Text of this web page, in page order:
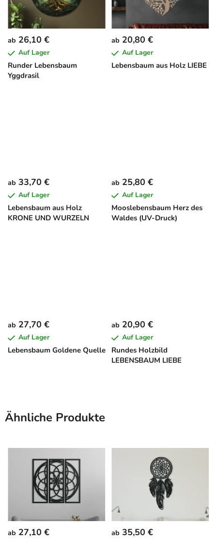
Runder Lebensbaum
Yggdrasil
ab 26,10 €
Auf Lager
Lebensbaum aus Holz LIEBE
ab 20,80 €
Auf Lager
Lebensbaum aus Holz
KRONE UND WURZELN
ab 33,70 €
Auf Lager
Mooslebensbaum Herz des
Waldes (UV-Druck)
ab 25,80 €
Auf Lager
Lebensbaum Goldene Quelle
ab 27,70 €
Auf Lager
Rundes Holzbild
LEBENSBAUM LIEBE
ab 20,90 €
Auf Lager
Ähnliche Produkte
ab 27,10 € ab 35,50 €